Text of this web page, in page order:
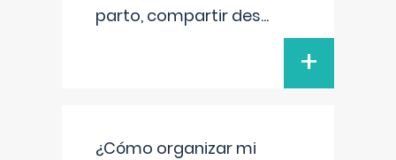
parto, compartir des...
+
¿Cómo organizar mi